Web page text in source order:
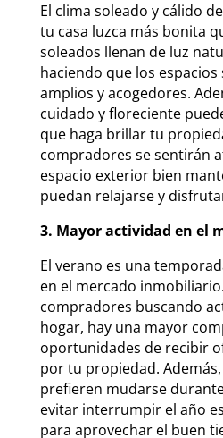
El clima soleado y cálido
tu casa luzca más bonita
soleados llenan de luz
haciendo que los espacios
amplios y acogedores.
cuidado y floreciente
que haga brillar tu
compradores se sentirán
espacio exterior bien
puedan relajarse y
3. Mayor actividad en el
El verano es una
en el mercado
compradores buscando
hogar, hay una mayor
oportunidades de recibir
por tu propiedad.
prefieren mudarse
evitar interrumpir el año
para aprovechar el buen